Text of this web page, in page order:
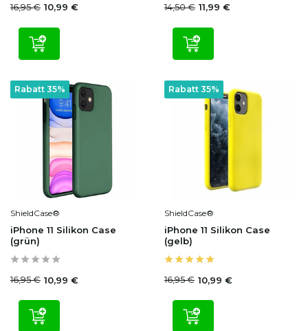
16,95 € 10,99 € 14,50 € 11,99 €
Rabatt 35%
ShieldCase®
iPhone 11 Silikon Case
(grün)
16,95 € 10,99 €
Rabatt 35%
ShieldCase®
iPhone 11 Silikon Case
(gelb)
16,95 € 10,99 €